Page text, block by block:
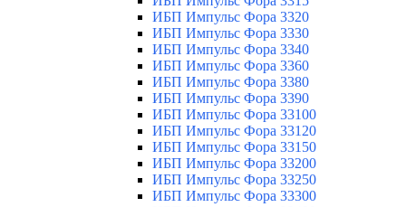
ИБП Импульс Фора 3320
ИБП Импульс Фора 3330
ИБП Импульс Фора 3340
ИБП Импульс Фора 3360
ИБП Импульс Фора 3380
ИБП Импульс Фора 3390
ИБП Импульс Фора 33100
ИБП Импульс Фора 33120
ИБП Импульс Фора 33150
ИБП Импульс Фора 33200
ИБП Импульс Фора 33250
ИБП Импульс Фора 33300